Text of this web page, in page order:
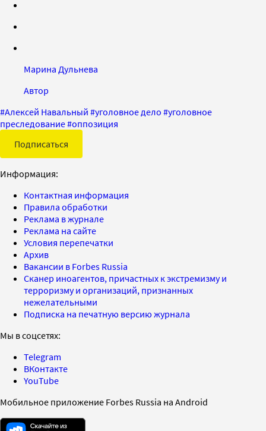
Марина Дульнева
Автор
#Алексей Навальный #уголовное дело #уголовное
преследование#оппозиция
Подписаться
Информация:
Контактная информация
Правила обработки
Реклама в журнале
Реклама на сайте
Условия перепечатки
Архив
Вакансии в Forbes Russia
Сканер иноагентов, причастных к экстремизму и
терроризму и организаций, признанных
нежелательными
Подписка на печатную версию журнала
Мы в соцсетях:
Telegram
ВКонтакте
YouTube
Мобильное приложение Forbes Russia на Android